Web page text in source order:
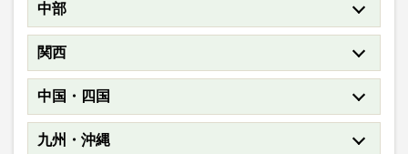
中部
関西
中国・四国
九州・沖縄